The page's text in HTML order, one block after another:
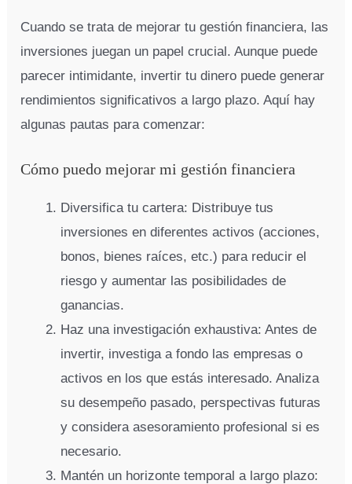
Cuando se trata de mejorar tu gestión financiera, las
inversiones juegan un papel crucial. Aunque puede
parecer intimidante, invertir tu dinero puede generar
rendimientos significativos a largo plazo. Aquí hay
algunas pautas para comenzar:
Cómo puedo mejorar mi gestión financiera
Diversifica tu cartera: Distribuye tus
inversiones en diferentes activos (acciones,
bonos, bienes raíces, etc.) para reducir el
riesgo y aumentar las posibilidades de
ganancias.
Haz una investigación exhaustiva: Antes de
invertir, investiga a fondo las empresas o
activos en los que estás interesado. Analiza
su desempeño pasado, perspectivas futuras
y considera asesoramiento profesional si es
necesario.
Mantén un horizonte temporal a largo plazo: